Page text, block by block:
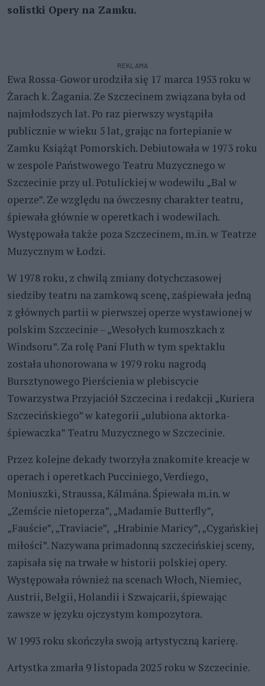
solistki Opery na Zamku.
REKLAMA
Ewa Rossa-Gowor urodziła się 17 marca 1953 roku w
Żarach k. Żagania. Ze Szczecinem związana była od
najmłodszych lat. Po raz pierwszy wystąpiła
publicznie w wieku 5 lat, grając na fortepianie w
Zamku Książąt Pomorskich. Debiutowała w 1973 roku
w zespole Państwowego Teatru Muzycznego w
Szczecinie przy ul. Potulickiej w wodewilu „Bal w
operze”. Ze względu na ówczesny charakter teatru,
śpiewała głównie w operetkach i wodewilach.
Występowała także poza Szczecinem, m.in. w Teatrze
Muzycznym w Łodzi.
W 1978 roku, z chwilą zmiany dotychczasowej
siedziby teatru na zamkową scenę, zaśpiewała jedną
z głównych partii w pierwszej operze wystawionej w
polskim Szczecinie – „Wesołych kumoszkach z
Windsoru”. Za rolę Pani Fluth w tym spektaklu
została uhonorowana w 1979 roku nagrodą
Bursztynowego Pierścienia w plebiscycie
Towarzystwa Przyjaciół Szczecina i redakcji „Kuriera
Szczecińskiego” w kategorii „ulubiona aktorka-
śpiewaczka” Teatru Muzycznego w Szczecinie.
Przez kolejne dekady tworzyła znakomite kreacje w
operach i operetkach Pucciniego, Verdiego,
Moniuszki, Straussa, Kálmána. Śpiewała m.in. w
„Zemście nietoperza”, „Madamie Butterfly”,
„Fauście”, „Traviacie”, „Hrabinie Maricy”, „Cygańskiej
miłości”. Nazywana primadonną szczecińskiej sceny,
zapisała się na trwałe w historii polskiej opery.
Występowała również na scenach Włoch, Niemiec,
Austrii, Belgii, Holandii i Szwajcarii, śpiewając
zawsze w języku ojczystym kompozytora.
W 1993 roku skończyła swoją artystyczną karierę.
Artystka zmarła 9 listopada 2025 roku w Szczecinie.